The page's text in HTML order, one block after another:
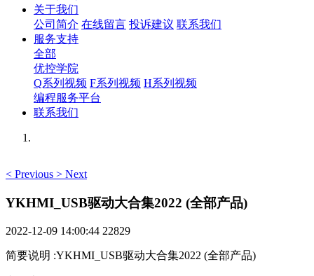
关于我们
公司简介 在线留言 投诉建议 联系我们
服务支持
全部
优控学院
Q系列视频 F系列视频 H系列视频
编程服务平台
联系我们
< Previous > Next
YKHMI_USB驱动大合集2022 (全部产品)
2022-12-09 14:00:44 22829
简要说明 :YKHMI_USB驱动大合集2022 (全部产品)